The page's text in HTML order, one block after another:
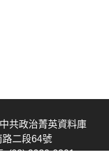
共政治菁英資料庫
二段64號
: (02) 2939-0201